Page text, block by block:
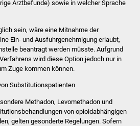
Bürgerhaus
Kulturhalle
Vereine und Parteien
Selbsteintrag Vereine
Arztbefunde) sowie in welcher Sprache
sein, wäre eine Mitnahme der
Ein- und Ausfuhrgenehmigung erlaubt,
beantragt werden müsste. Aufgrund
wird diese Option jedoch nur in
Zuge kommen können.
Substitutionspatienten
Methadon, Levomethadon und
von opioidabhängigen
gelten gesonderte Regelungen. Sofern